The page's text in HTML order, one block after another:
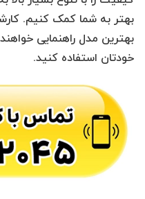
بهتر به شما کمک کنیم.
بهترین مدل راهنمایی
خودتان استفاده کنید.